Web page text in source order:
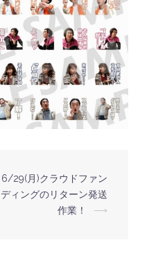
6/29(月)クラウドファン
ディングのリターン発送
作業！
⟶